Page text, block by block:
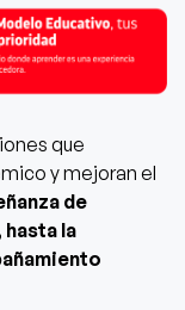
que
y mejoran el
de
la